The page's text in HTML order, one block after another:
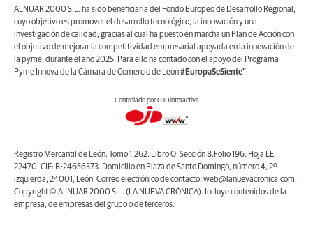
ALNUAR 2000 S.L. ha sido beneficiaria del Fondo Europeo de Desarrollo Regional,
cuyo objetivo es promover el desarrollo tecnológico, la innovación y una
investigación de calidad, gracias al cual ha puesto en marcha un Plan de Acción con
el objetivo de mejorar la competitividad empresarial apoyada en la innovación de
la pyme, durante el año 2025. Para ello ha contado con el apoyo del Programa
Pyme Innova de la Cámara de Comercio de León#EuropaSeSiente”
Controlado por OJDinteractiva
Registro Mercantil de León, Tomo 1.262, Libro O, Sección 8,Folio 196, Hoja LE
22470. CIF: B-24656373. Domicilio en Plaza de Santo Domingo, número 4, 2º
izquierda, 24001, León. Correo electrónico de contacto: web@lanuevacronica.com.
Copyright © ALNUAR 2000 S.L. (LA NUEVA CRÓNICA). Incluye contenidos de la
empresa, de empresas del grupo o de terceros.